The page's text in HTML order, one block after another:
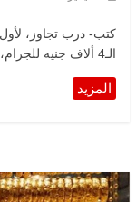
الـ4 ألاف جنيه للجرام، بعد زيادات متواصلة خلال الأيام